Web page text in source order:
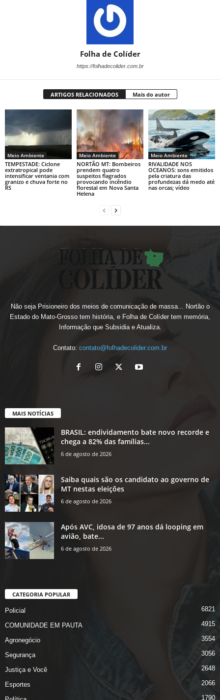
Folha de Colíder
https://folhadecolider.com.br
ARTIGOS RELACIONADOS Mais do autor
Meio Ambiente
TEMPESTADE: Ciclone
extratropical pode
intensificar ventania com
granizo e chuva forte no
RS
Meio Ambiente
NORTÃO MT: Bombeiros
prendem quatro
suspeitos flagrados
provocando incêndio
florestal em Nova Santa
Helena
Meio Ambiente
RIVALIDADE NOS
OCEANOS: sons emitidos
pela criatura das
profundezas dá medo até
nas orcas; vídeo
Não seja Prisioneiro dos meios de comunicação de massa... Nortão o
Estado do Mato-Grosso tem história, e Folha de Colíder tem memória,
Informação que Subsidia e Atualiza.
Contato: contato@folhadecolider.com.br
MAIS NOTÍCIAS
BRASIL: endividamento bate novo recorde e
chega a 82% das famílias...
6 de agosto de 2026
Saiba quais são os candidato ao governo de
MT nestas eleições
6 de agosto de 2026
Após AVC, idosa de 97 anos dá looping em
avião, bate...
6 de agosto de 2026
CATEGORIA POPULAR
Policial 6821
COMUNIDADE EM PAUTA 4915
Agronegócio 3554
Segurança 3056
Justiça e Você 2648
Esportes 2066
1790